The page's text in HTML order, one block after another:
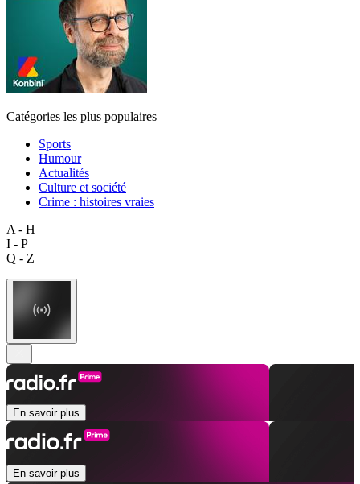
Catégories les plus populaires
Sports
Humour
Actualités
Culture et société
Crime : histoires vraies
A - H
I - P
Q - Z
En savoir plus
En savoir plus